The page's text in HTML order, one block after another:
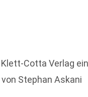
Cotta Verlag
Stephan Askani